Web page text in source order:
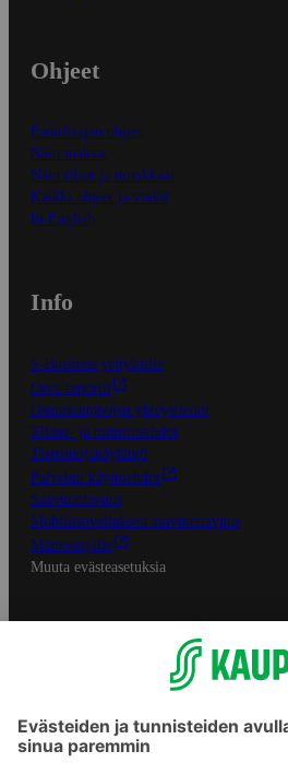
Ohjeet
Ensitilaajan ohjeet
Näin maksat
Näin tilaat ja muokkaat
Kaikki ohjeet ja vinkit
In English
Info
S-Business yrityksille
Oiva-raportit
Osuuskauppojen yhteystiedot
Tilaus- ja toimitusehdot
Tietosuojakäytäntö
Palvelun käyttöehdot
Saavutettavuus
Mobiilisovelluksen saavutettavuus
Mainostajalle
Muuta evästeasetuksia
S-ryhmän palvelut
Asiakasomistajuus